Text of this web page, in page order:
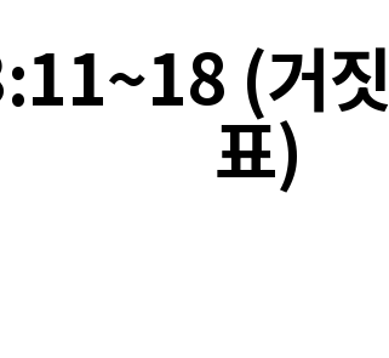
(거
표)